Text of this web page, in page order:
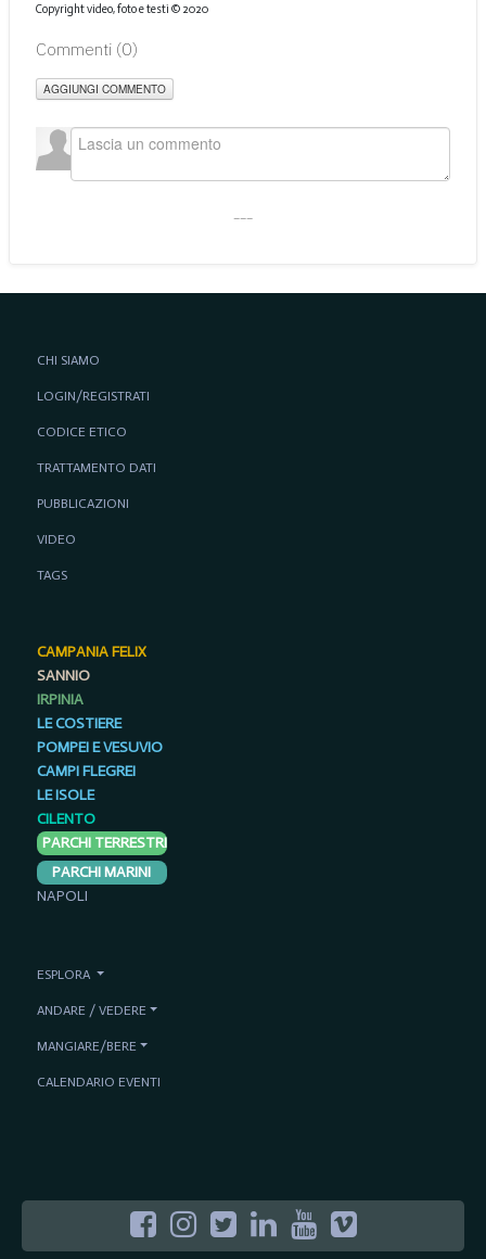
Copyright video, foto e testi © 2020
Commenti (0)
AGGIUNGI COMMENTO
CHI SIAMO
LOGIN/REGISTRATI
CODICE ETICO
TRATTAMENTO DATI
PUBBLICAZIONI
VIDEO
TAGS
CAMPANIA FELIX
SANNIO
IRPINIA
LE COSTIERE
POMPEI E VESUVIO
CAMPI FLEGREI
LE ISOLE
CILENTO
PARCHI TERRESTRI
PARCHI MARINI
NAPOLI
ESPLORA
ANDARE / VEDERE
MANGIARE/BERE
CALENDARIO EVENTI